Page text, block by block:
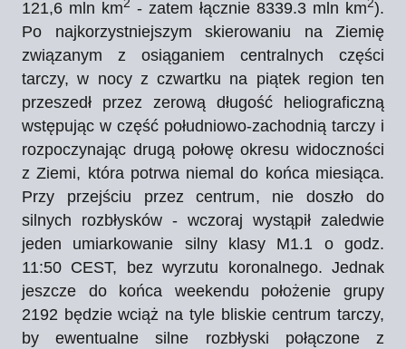
121,6 mln km2 - zatem łącznie 8339.3 mln km2).
Po najkorzystniejszym skierowaniu na Ziemię
związanym z osiąganiem centralnych części
tarczy, w nocy z czwartku na piątek region ten
przeszedł przez zerową długość heliograficzną
wstępując w część południowo-zachodnią tarczy i
rozpoczynając drugą połowę okresu widoczności
z Ziemi, która potrwa niemal do końca miesiąca.
Przy przejściu przez centrum, nie doszło do
silnych rozbłysków - wczoraj wystąpił zaledwie
jeden umiarkowanie silny klasy M1.1 o godz.
11:50 CEST, bez wyrzutu koronalnego. Jednak
jeszcze do końca weekendu położenie grupy
2192 będzie wciąż na tyle bliskie centrum tarczy,
by ewentualne silne rozbłyski połączone z